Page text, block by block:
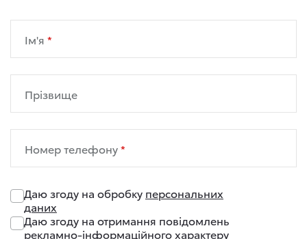
Ім'я
Прізвище
Номер телефону
Даю згоду на обробку персональних
даних
Даю згоду на отримання повідомлень
рекламно-інформаційного характеру